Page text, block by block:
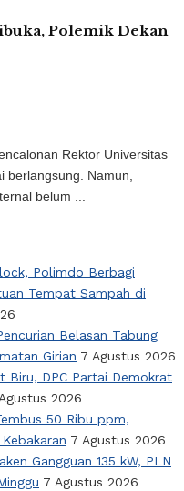
Polemik Dekan
Rektor Universitas
berlangsung. Namun,
belum ...
Polimdo Berbagi
Tempat Sampah di
Belasan Tabung
Girian 7 Agustus 2026
Biru, DPC Partai Demokrat
2026
50 Ribu ppm,
7 Agustus 2026
Gangguan 135 kW, PLN
7 Agustus 2026